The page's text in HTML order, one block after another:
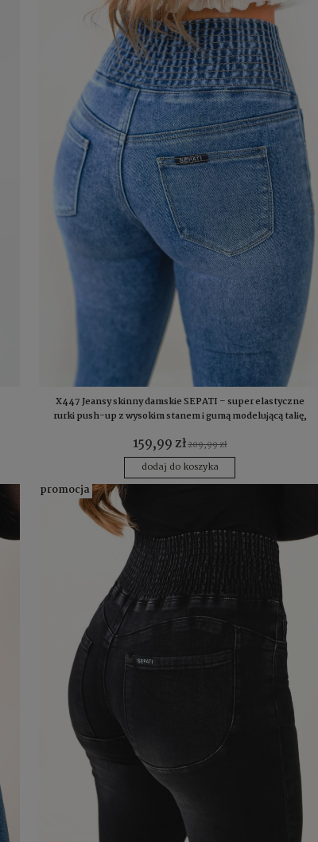
X447 Jeansy skinny damskie SEPATI – super elastyczne
rurki push-up z wysokim stanem i gumą modelującą talię,
XXL)
159,99 zł209,99 zł
dodaj do koszyka
promocja